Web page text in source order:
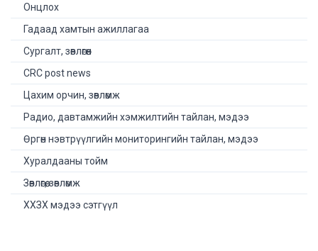
Онцлох
Гадаад хамтын ажиллагаа
Сургалт, зөвлөгөөн
CRC post news
Цахим орчин, зөвлөмж
Радио, давтамжийн хэмжилтийн тайлан, мэдээ
Өргөн нэвтрүүлгийн мониторингийн тайлан, мэдээ
Хуралдааны тойм
Зөвлөгөө, зөвлөмж
ХХЗХ мэдээ сэтгүүл